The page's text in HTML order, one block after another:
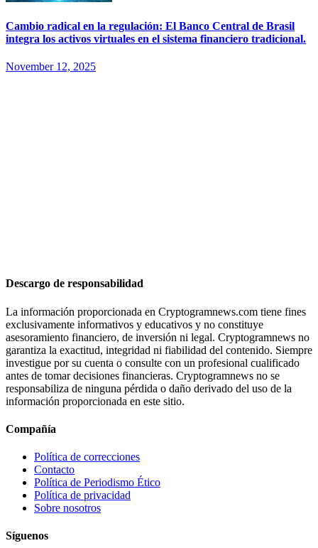
Cambio radical en la regulación: El Banco Central de Brasil
integra los activos virtuales en el sistema financiero tradicional.
November 12, 2025
Descargo de responsabilidad
La información proporcionada en Cryptogramnews.com tiene fines
exclusivamente informativos y educativos y no constituye
asesoramiento financiero, de inversión ni legal. Cryptogramnews no
garantiza la exactitud, integridad ni fiabilidad del contenido. Siempre
investigue por su cuenta o consulte con un profesional cualificado
antes de tomar decisiones financieras. Cryptogramnews no se
responsabiliza de ninguna pérdida o daño derivado del uso de la
información proporcionada en este sitio.
Compañía
Política de correcciones
Contacto
Política de Periodismo Ético
Política de privacidad
Sobre nosotros
Síguenos